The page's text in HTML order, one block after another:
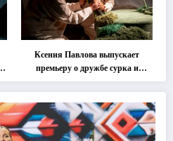
Ксения Павлова выпускает
премьеру о дружбе сурка и
одуванчика